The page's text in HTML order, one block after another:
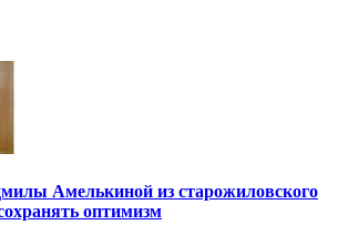
Амелькиной из старожиловского
оптимизм